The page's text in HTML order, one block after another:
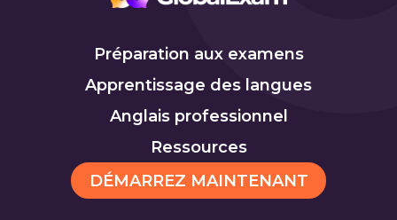
Préparation aux examens
Apprentissage des langues
Anglais professionnel
Ressources
DÉMARREZ MAINTENANT